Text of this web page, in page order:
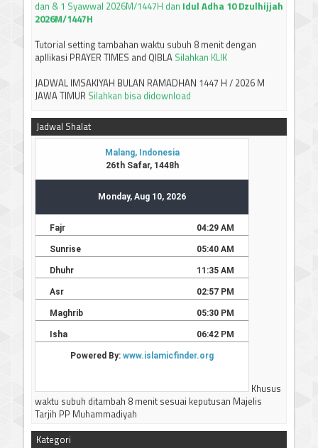
Tutorial setting tambahan waktu subuh 8 menit dengan
JADWAL IMSAKIYAH BULAN RAMADHAN 1447 H / 2026 M
-----------------------------Terima kasih
Jadwal Shalat
Khusus
waktu subuh ditambah 8 menit sesuai keputusan Majelis
Tarjih PP Muhammadiyah
Kategori